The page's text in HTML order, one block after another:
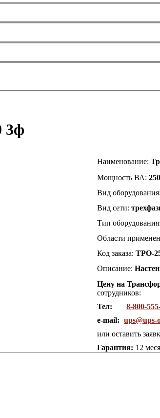
3ф
Наименование:
Мощность ВА:
Вид
Вид сети:
Тип
Области
Код заказа:ТРО-
Описание:
Цену на
сотрудников:
Тел:
8-800-
e-mail:
ups@ups-
или оставить
Гарантия: 12